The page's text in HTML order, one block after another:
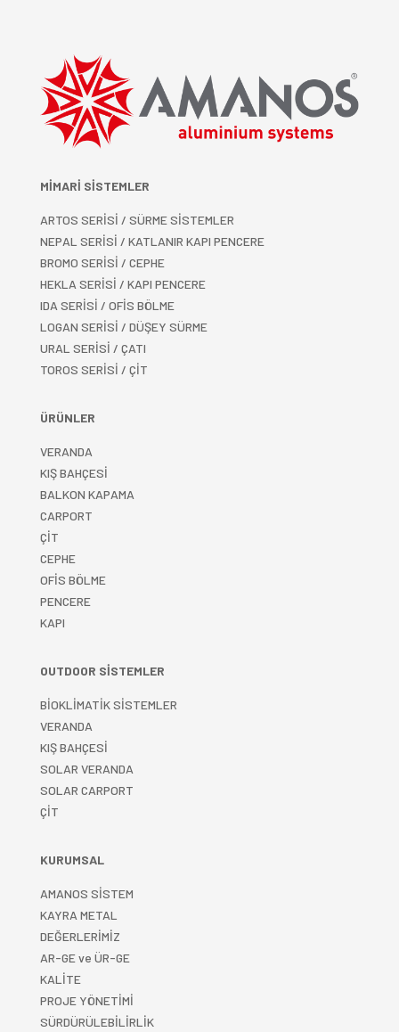
MİMARİ SİSTEMLER
ARTOS SERİSİ / SÜRME SİSTEMLER
NEPAL SERİSİ / KATLANIR KAPI PENCERE
BROMO SERİSİ / CEPHE
HEKLA SERİSİ / KAPI PENCERE
IDA SERİSİ / OFİS BÖLME
LOGAN SERİSİ / DÜŞEY SÜRME
URAL SERİSİ / ÇATI
TOROS SERİSİ / ÇİT
ÜRÜNLER
VERANDA
KIŞ BAHÇESİ
BALKON KAPAMA
CARPORT
ÇİT
CEPHE
OFİS BÖLME
PENCERE
KAPI
OUTDOOR SİSTEMLER
BİOKLİMATİK SİSTEMLER
VERANDA
KIŞ BAHÇESİ
SOLAR VERANDA
SOLAR CARPORT
ÇİT
KURUMSAL
AMANOS SİSTEM
KAYRA METAL
DEĞERLERİMİZ
AR-GE ve ÜR-GE
KALİTE
PROJE YÖNETİMİ
SÜRDÜRÜLEBİLİRLİK